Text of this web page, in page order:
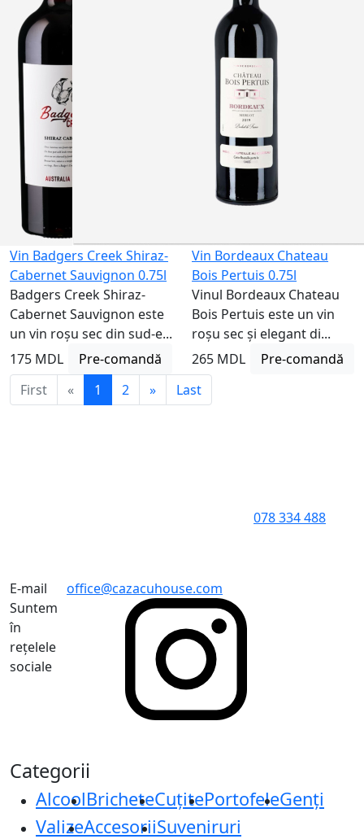
Nu este
disponibil
Vin Badgers Creek Shiraz-
Cabernet Sauvignon 0.75l
Badgers Creek Shiraz-
Cabernet Sauvignon este
un vin roșu sec din sud-e...
175 MDL
Pre-comandă
Vin Bordeaux Chateau
Bois Pertuis 0.75l
Vinul Bordeaux Chateau
Bois Pertuis este un vin
roșu sec și elegant di...
265 MDL
Pre-comandă
First
« 1 2 » Last
078 334 488
E-mail
office@cazacuhouse.com
Suntem
în
rețelele
sociale
Categorii
AlcoolBricheteCuțitePortofeleGenți
ValizeAccesoriiSuveniruri